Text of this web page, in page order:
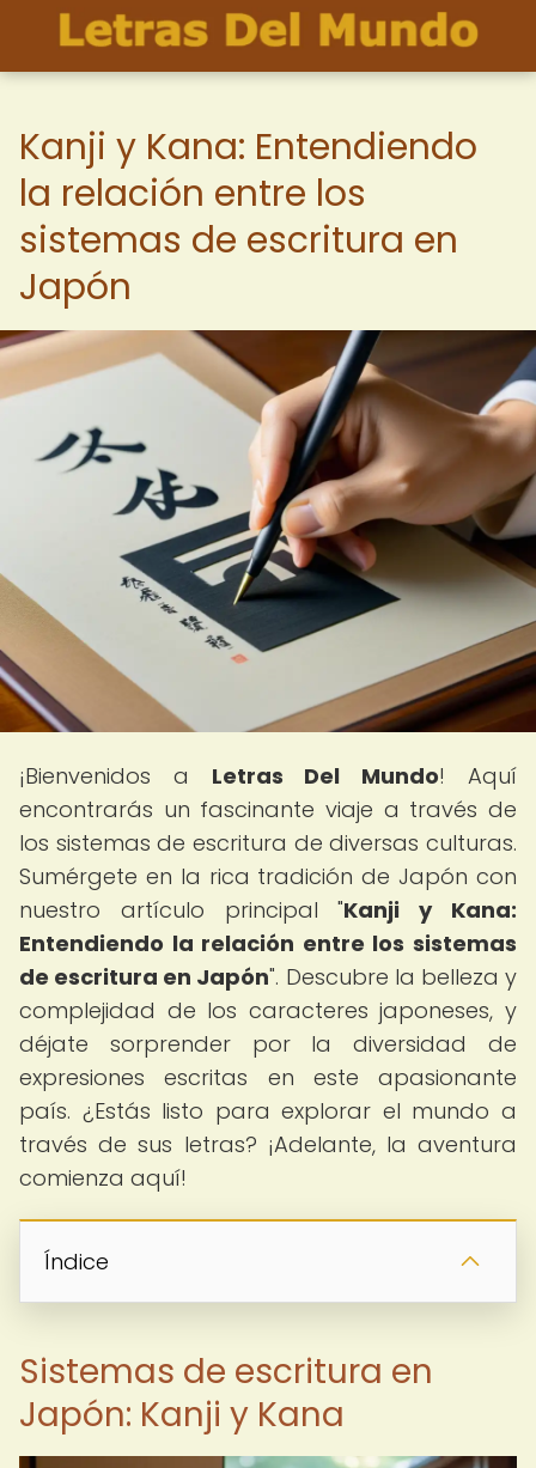
Kanji y Kana: Entendiendo
la relación entre los
sistemas de escritura en
Japón
¡Bienvenidos a Letras Del Mundo! Aquí
encontrarás un fascinante viaje a través de
los sistemas de escritura de diversas culturas.
Sumérgete en la rica tradición de Japón con
nuestro artículo principal "Kanji y Kana:
Entendiendo la relación entre los sistemas
de escritura en Japón". Descubre la belleza y
complejidad de los caracteres japoneses, y
déjate sorprender por la diversidad de
expresiones escritas en este apasionante
país. ¿Estás listo para explorar el mundo a
través de sus letras? ¡Adelante, la aventura
comienza aquí!
Índice
Sistemas de escritura en
Japón: Kanji y Kana